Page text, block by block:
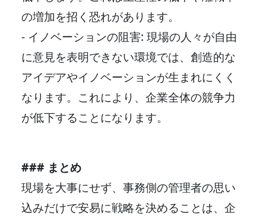
の増加を招く恐れがあります。
- イノベーションの阻害: 現場の人々が自由
に意見を表明できない環境では、創造的な
アイデアやイノベーションが生まれにくく
なります。これにより、企業全体の競争力
が低下することになります。
### まとめ
現場を大事にせず、事務側の管理者の思い
込みだけで安易に戦略を決めることは、企